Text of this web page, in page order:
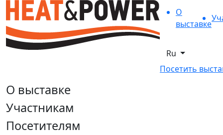
О
выставке
Ru
Посетить
О выставке
Участникам
Посетителям